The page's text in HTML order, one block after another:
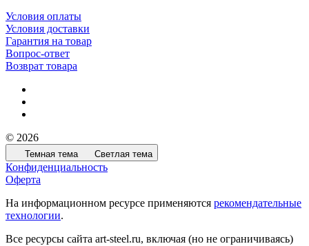
Условия оплаты
Условия доставки
Гарантия на товар
Вопрос-ответ
Возврат товара
© 2026
Темная тема Светлая тема
Конфиденциальность
Оферта
На информационном ресурсе применяются рекомендательные
технологии.
Все ресурсы сайта art-steel.ru, включая (но не ограничиваясь)